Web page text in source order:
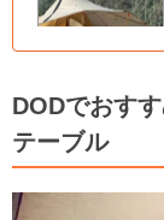
DODでおす
テーブル